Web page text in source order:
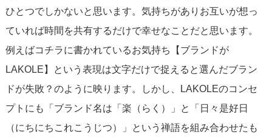
ひとつでしかないと思います。気持ちがありお互いが想っ
ていれば時間を共有するだけで幸せなことだと思います。
例えばコチラに書かれているお気持ち【ブランドが
LAKOLE】という表現は文字だけで捉えると選んだブラン
ドが失敗？のように映ります。しかし、LAKOLEのコンセ
プトにも「ブランド名は「楽（らく）」と「日々是好日
（にちにちこれこうじつ）」という禅語を組み合わせたも